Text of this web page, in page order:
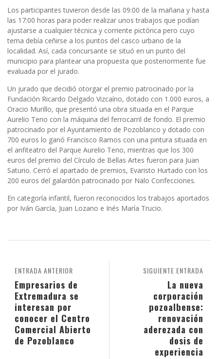
Los participantes tuvieron desde las 09:00 de la mañana y hasta
las 17:00 horas para poder realizar unos trabajos que podían
ajustarse a cualquier técnica y corriente pictórica pero cuyo
tema debía ceñirse a los puntos del casco urbano de la
localidad. Así, cada concursante se situó en un punto del
municipio para plantear una propuesta que posteriormente fue
evaluada por el jurado.
Un jurado que decidió otorgar el premio patrocinado por la
Fundación Ricardo Delgado Vizcaíno, dotado con 1.000 euros, a
Oracio Murillo, que presentó una obra situada en el Parque
Aurelio Teno con la máquina del ferrocarril de fondo. El premio
patrocinado por el Ayuntamiento de Pozoblanco y dotado con
700 euros lo ganó Francisco Ramos con una pintura situada en
el anfiteatro del Parque Aurelio Teno, mientras que los 300
euros del premio del Círculo de Bellas Artes fueron para Juan
Saturio. Cerró el apartado de premios, Evaristo Hurtado con los
200 euros del galardón patrocinado por Nalo Confecciones.
En categoría infantil, fueron reconocidos los trabajos aportados
por Iván García, Juan Lozano e Inés María Trucio.
SIGUIENTE ENTRADA
La nueva
corporación
pozoalbense:
renovación
aderezada con
dosis de
experiencia
ENTRADA ANTERIOR
Empresarios de
Extremadura se
interesan por
conocer el Centro
Comercial Abierto
de Pozoblanco